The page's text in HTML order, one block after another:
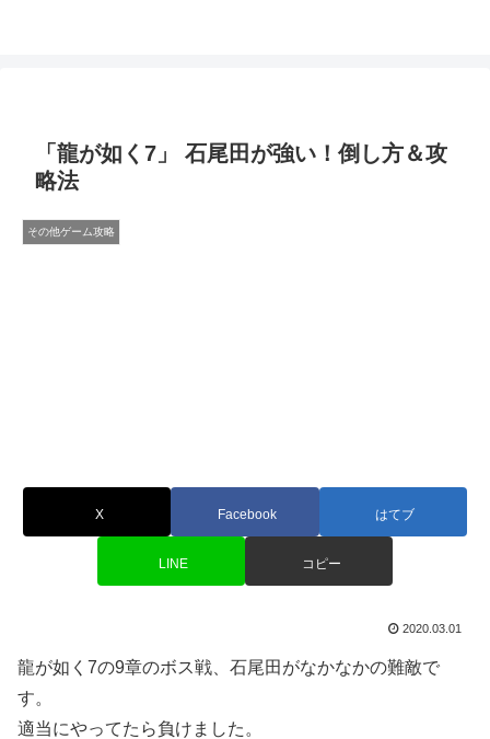
「龍が如く7」 石尾田が強い！倒し方＆攻
略法
その他ゲーム攻略
X Facebook はてブ
LINE コピー
2020.03.01
龍が如く7の9章のボス戦、石尾田がなかなかの難敵で
す。
適当にやってたら負けました。